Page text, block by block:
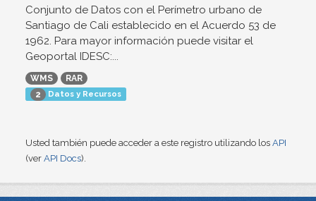
Conjunto de Datos con el Perímetro urbano de
Santiago de Cali establecido en el Acuerdo 53 de
1962. Para mayor información puede visitar el
Geoportal IDESC:...
WMS
RAR
2 Datos y Recursos
Usted también puede acceder a este registro utilizando los API
(ver API Docs).